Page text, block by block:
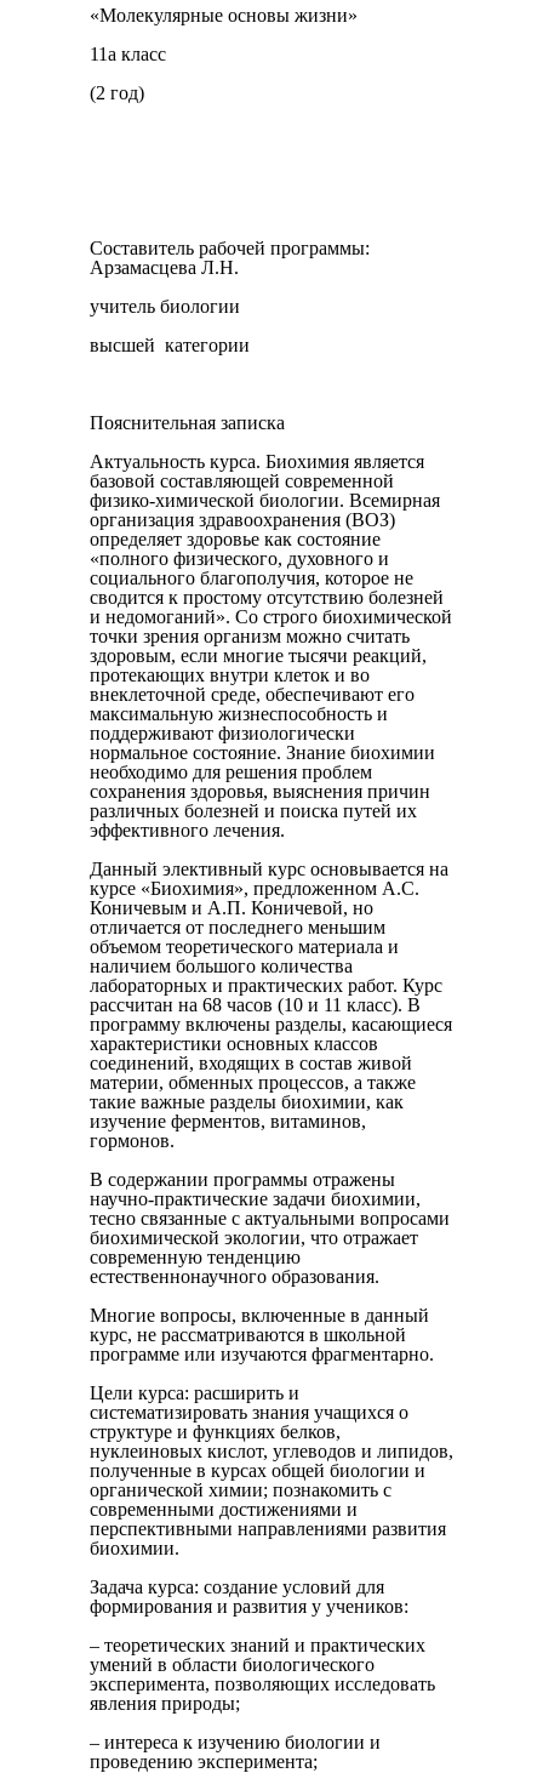
«Молекулярные основы жизни»
11а класс
(2 год)
Составитель рабочей программы:
Арзамасцева Л.Н.
учитель биологии
высшей категории
Пояснительная записка
Актуальность курса. Биохимия является
базовой составляющей современной
физико-химической биологии. Всемирная
организация здравоохранения (ВОЗ)
определяет здоровье как состояние
«полного физического, духовного и
социального благополучия, которое не
сводится к простому отсутствию болезней
и недомоганий». Со строго биохимической
точки зрения организм можно считать
здоровым, если многие тысячи реакций,
протекающих внутри клеток и во
внеклеточной среде, обеспечивают его
максимальную жизнеспособность и
поддерживают физиологически
нормальное состояние. Знание биохимии
необходимо для решения проблем
сохранения здоровья, выяснения причин
различных болезней и поиска путей их
эффективного лечения.
Данный элективный курс основывается на
курсе «Биохимия», предложенном А.С.
Коничевым и А.П. Коничевой, но
отличается от последнего меньшим
объемом теоретического материала и
наличием большого количества
лабораторных и практических работ. Курс
рассчитан на 68 часов (10 и 11 класс). В
программу включены разделы, касающиеся
характеристики основных классов
соединений, входящих в состав живой
материи, обменных процессов, а также
такие важные разделы биохимии, как
изучение ферментов, витаминов,
гормонов.
В содержании программы отражены
научно-практические задачи биохимии,
тесно связанные с актуальными вопросами
биохимической экологии, что отражает
современную тенденцию
естественнонаучного образования.
Многие вопросы, включенные в данный
курс, не рассматриваются в школьной
программе или изучаются фрагментарно.
Цели курса: расширить и
систематизировать знания учащихся о
структуре и функциях белков,
нуклеиновых кислот, углеводов и липидов,
полученные в курсах общей биологии и
органической химии; познакомить с
современными достижениями и
перспективными направлениями развития
биохимии.
Задача курса: создание условий для
формирования и развития у учеников:
– теоретических знаний и практических
умений в области биологического
эксперимента, позволяющих исследовать
явления природы;
– интереса к изучению биологии и
проведению эксперимента;